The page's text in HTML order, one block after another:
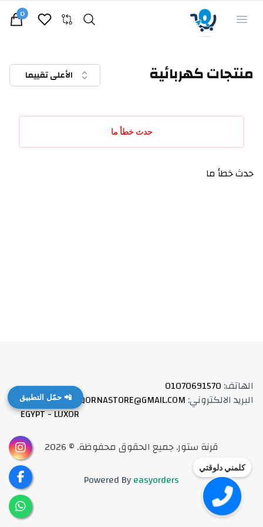
كلمني دلوقتي
📲 حمّل التطبيق
Open menu
Search
0
bag
منتجات كهربائية الأعلى تقييما
حدث خطأ ما
حدث خطأ ما
الهاتف:
01070691570
البريد الالكتروني:
QORNASTORE@GMAIL.COM العنوان:
EGYPT - LUXOR
قرنة ستور.جميع الحقوق محفوظة. ©
2026
Powered Byeasyorders